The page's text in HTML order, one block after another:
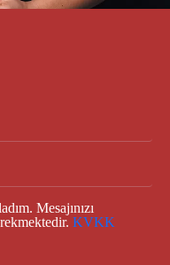
Mesajınızı
KVKK